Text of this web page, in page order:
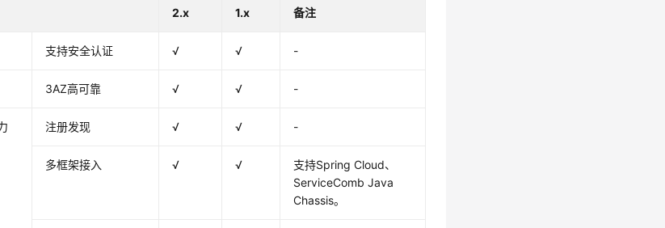
2.x 1.x 备注
支持安全认证 √ √ -
3AZ高可靠 √ √ -
注册发现 √ √ -
多框架接入 √ √
支持Spring Cloud、
ServiceComb Java
Chassis。